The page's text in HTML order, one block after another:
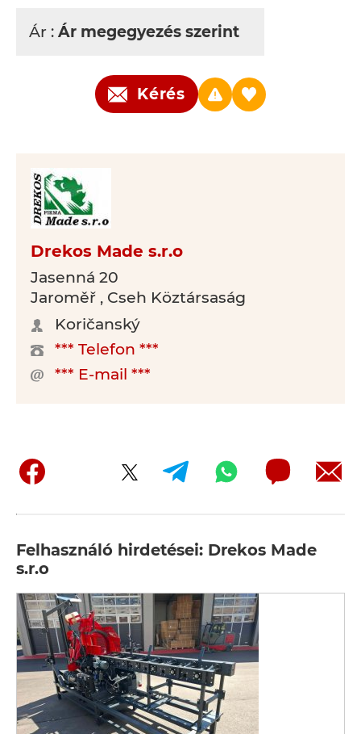
Ár : Ár megegyezés szerint
Kérés
Drekos Made s.r.o
Jasenná 20
Jaroměř , Cseh Köztársaság
Koričanský
*** Telefon ***
*** E-mail ***
Felhasználó hirdetései: Drekos Made
s.r.o